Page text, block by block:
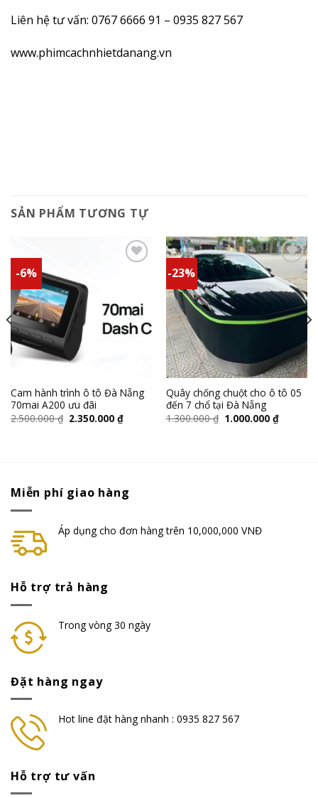
Liên hệ tư vấn: 0767 6666 91 – 0935 827 567
www.phimcachnhietdanang.vn
SẢN PHẨM TƯƠNG TỰ
-6%
Cam hành trình ô tô Đà Nẵng
70mai A200 ưu đãi
2.500.000₫ 2.350.000 ₫
-23%
wishlist
Quây chống chuột cho ô tô 05
đến 7 chổ tại Đà Nẵng
1.300.000₫ 1.000.000 ₫
Miễn phí giao hàng
Áp dụng cho đơn hàng trên 10,000,000 VNĐ
Hỗ trợ trả hàng
Trong vòng 30 ngày
Đặt hàng ngay
Hot line đặt hàng nhanh : 0935 827 567
Hỗ trợ tư vấn